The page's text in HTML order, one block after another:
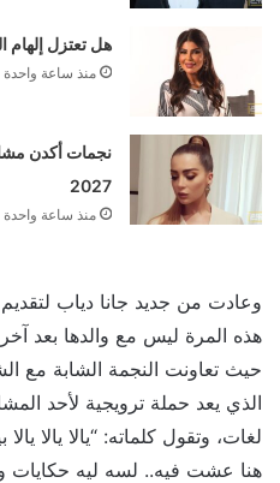
هل تعتزل إلهام
منذ ساعة واحدة
نجمات أكدن
2027
منذ ساعة واحدة
وعادت من جديد جانا دياب
هذه المرة ليس مع والدها بعد
حيث تعاونت النجمة الشابة مع
لغات، وتقول كلماته: “يالا يالا
هنا عشت فيه.. لسه ليه حكايات